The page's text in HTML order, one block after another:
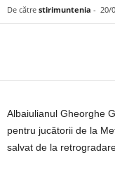
De către stirimuntenia - 20/
Albaiulianul Gheorghe
pentru jucătorii de la
salvat de la